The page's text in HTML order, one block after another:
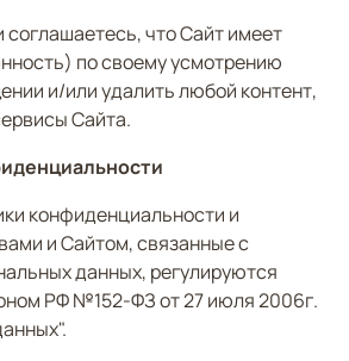
соглашаетесь, что Сайт имеет
по своему усмотрению
и/или удалить любой контент,
Сайта.
конфиденциальности и
и Сайтом, связанные с
данных, регулируются
РФ №152-ФЗ от 27 июля 2006г.